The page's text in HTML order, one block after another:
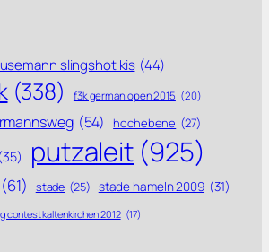
slingshot kis (44)
(338) f3k german open 2015 (20)
(54) hochebene (27)
(35) putzaleit (925)
(61) stade (25) stade hameln 2009 (31)
contest kaltenkirchen 2012 (17)